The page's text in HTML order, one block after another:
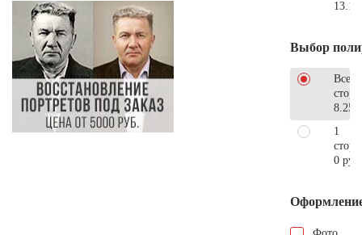
Выбор
Все
1
0 руб.